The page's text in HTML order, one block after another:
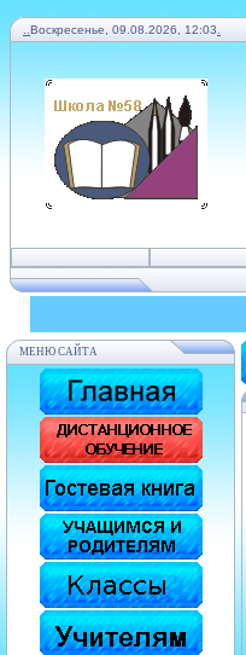
Воскресенье, 09.08.2026, 12:03
МЕНЮ САЙТА